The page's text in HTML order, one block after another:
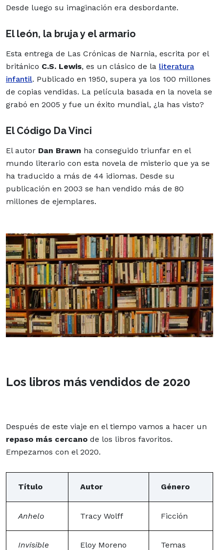
Desde luego su imaginación era desbordante.
El león, la bruja y el armario
Esta entrega de Las Crónicas de Narnia, escrita por el
británico C.S. Lewis, es un clásico de la literatura
infantil. Publicado en 1950, supera ya los 100 millones
de copias vendidas. La película basada en la novela se
grabó en 2005 y fue un éxito mundial, ¿la has visto?
El Código Da Vinci
El autor Dan Brawn ha conseguido triunfar en el
mundo literario con esta novela de misterio que ya se
ha traducido a más de 44 idiomas. Desde su
publicación en 2003 se han vendido más de 80
millones de ejemplares.
Los libros más vendidos de 2020
Después de este viaje en el tiempo vamos a hacer un
repaso más cercano de los libros favoritos.
Empezamos con el 2020.
Título Autor Género
Anhelo Tracy Wolff Ficción
Invisible Eloy Moreno
Temas